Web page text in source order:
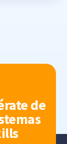
de